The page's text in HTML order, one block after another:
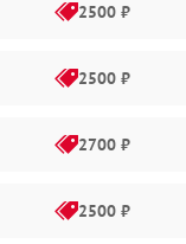
2500 ₽
2500 ₽
2700 ₽
2500 ₽